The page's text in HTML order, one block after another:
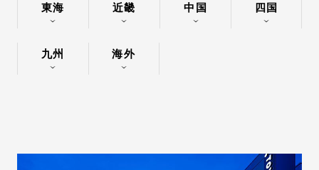
ショールームを探す
東海 近畿 中国 四国
九州 海外